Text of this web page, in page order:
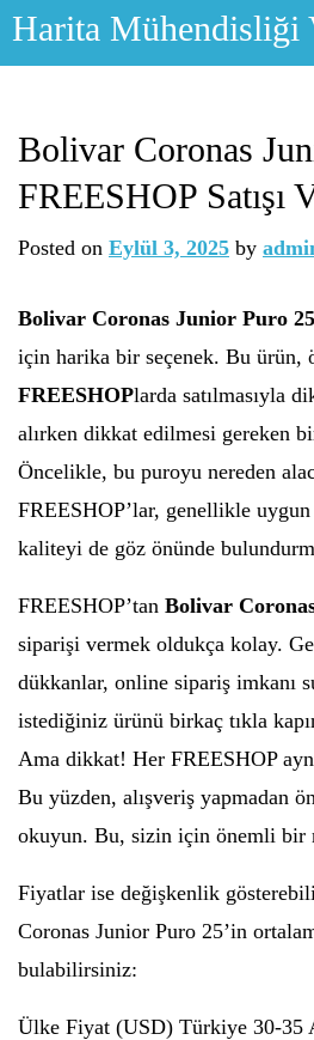
Skip
Harita Mühendisliği
Bolivar Coronas
FREESHOP Satışı
Posted on Eylül 3, 2025 by
Bolivar Coronas Junior Puro 25
için harika bir seçenek. Bu ürün,
FREESHOPlarda satılmasıyla
alırken dikkat edilmesi gereken
Öncelikle, bu puroyu nereden
FREESHOP’lar, genellikle
kaliteyi de göz önünde
FREESHOP’tan Bolivar
siparişi vermek oldukça kolay.
dükkanlar, online sipariş imkanı
istediğiniz ürünü birkaç tıkla
Ama dikkat! Her FREESHOP
Bu yüzden, alışveriş yapmadan
okuyun. Bu, sizin için önemli bir
Fiyatlar ise değişkenlik
Coronas Junior Puro 25’in
bulabilirsiniz:
Ülke Fiyat (USD) Türkiye 30-35